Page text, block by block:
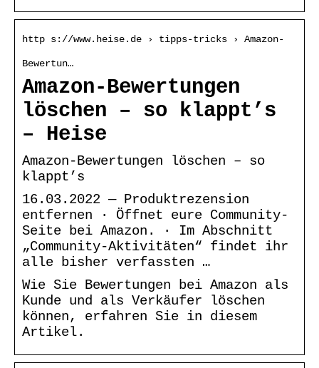
http s://www.heise.de › tipps-tricks › Amazon-
Bewertun…
Amazon-Bewertungen
löschen – so klappt’s
– Heise
Amazon-Bewertungen löschen – so
klappt’s
16.03.2022 — Produktrezension
entfernen · Öffnet eure Community-
Seite bei Amazon. · Im Abschnitt
„Community-Aktivitäten“ findet ihr
alle bisher verfassten …
Wie Sie Bewertungen bei Amazon als
Kunde und als Verkäufer löschen
können, erfahren Sie in diesem
Artikel.